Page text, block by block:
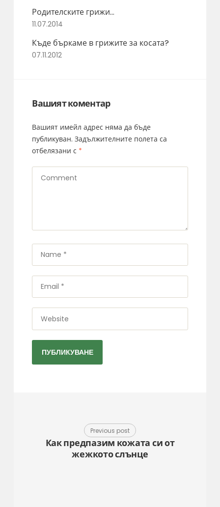
Родителските грижи…
11.07.2014
Къде бъркаме в грижите за косата?
07.11.2012
Вашият коментар
Вашият имейл адрес няма да бъде
публикуван. Задължителните полета са
отбелязани с *
Comment
Name
*
Email
*
Website
Previous post
Как предпазим кожата си от
жежкото слънце